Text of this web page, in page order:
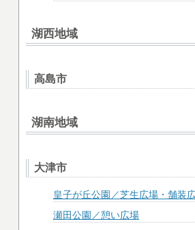
湖西地域
高島市
湖南地域
大津市
皇子が丘公園／芝生広場・舗装
瀬田公園／憩い広場